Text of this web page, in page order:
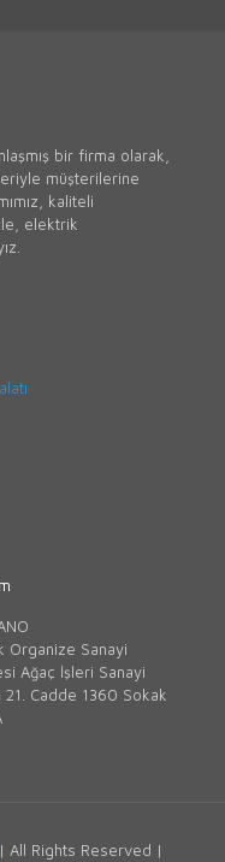
bir firma olarak,
müşterilerine
kaliteli
elektrik
Organize Sanayi
Ağaç İşleri Sanayi
21. Cadde 1360 Sokak
| All Rights Reserved |